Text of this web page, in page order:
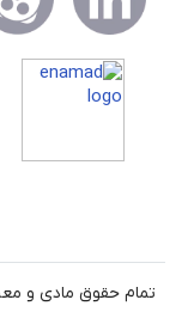
تمام حقوق مادی و